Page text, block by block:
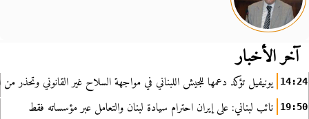
آخر الأخبار
14:24 يونيفيل تؤكد دعمها للجيش اللبناني في مواجهة السلاح غير القانوني وتحذر من
19:50 نائب لبناني: على إيران احترام سيادة لبنان والتعامل عبر مؤسساته فقط